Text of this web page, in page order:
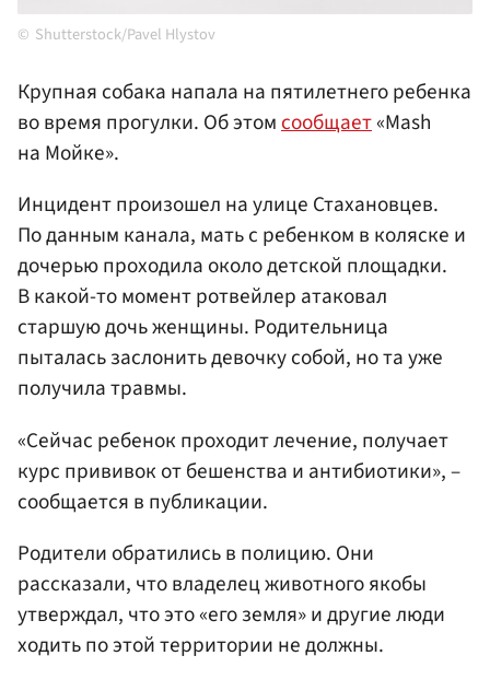
Shutterstock/Pavel Hlystov
Крупная собака напала на пятилетнего ребенка
во время прогулки. Об этомсообщает«Mash
на Мойке».
Инцидент произошел на улице Стахановцев.
По данным канала, мать с ребенком в коляске и
дочерью проходила около детской площадки.
В какой-то момент ротвейлер атаковал
старшую дочь женщины. Родительница
пыталась заслонить девочку собой, но та уже
получила травмы.
«Сейчас ребенок проходит лечение, получает
курс прививок от бешенства и антибиотики», –
сообщается в публикации.
Родители обратились в полицию. Они
рассказали, что владелец животного якобы
утверждал, что это «его земля» и другие люди
ходить по этой территории не должны.